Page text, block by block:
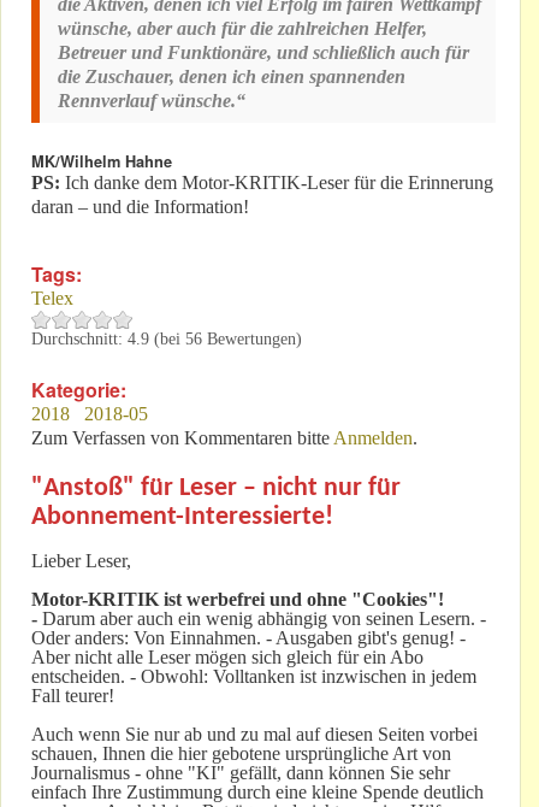
die Aktiven, denen ich viel Erfolg im fairen Wettkampf
wünsche, aber auch für die zahlreichen Helfer,
Betreuer und Funktionäre, und schließlich auch für
die Zuschauer, denen ich einen spannenden
Rennverlauf wünsche.“
MK/Wilhelm Hahne
PS: Ich danke dem Motor-KRITIK-Leser für die Erinnerung
daran – und die Information!
Tags:
Telex
Durchschnitt: 4.9 (bei 56 Bewertungen)
Kategorie:
2018
2018-05
Zum Verfassen von Kommentaren bitte Anmelden.
"Anstoß" für Leser – nicht nur für
Abonnement-Interessierte!
Lieber Leser,
Motor-KRITIK ist werbefrei und ohne "Cookies"!
- Darum aber auch ein wenig abhängig von seinen Lesern. -
Oder anders: Von Einnahmen. - Ausgaben gibt's genug! -
Aber nicht alle Leser mögen sich gleich für ein Abo
entscheiden. - Obwohl: Volltanken ist inzwischen in jedem
Fall teurer!
Auch wenn Sie nur ab und zu mal auf diesen Seiten vorbei
schauen, Ihnen die hier gebotene ursprüngliche Art von
Journalismus - ohne "KI" gefällt, dann können Sie sehr
einfach Ihre Zustimmung durch eine kleine Spende deutlich